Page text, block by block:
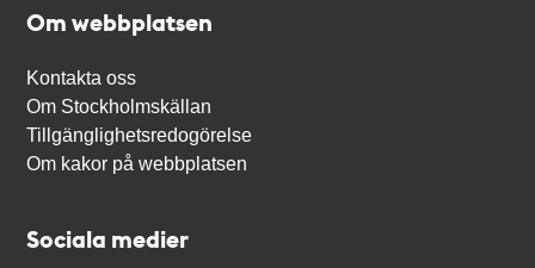
Om webbplatsen
Kontakta oss
Om Stockholmskällan
Tillgänglighetsredogörelse
Om kakor på webbplatsen
Sociala medier